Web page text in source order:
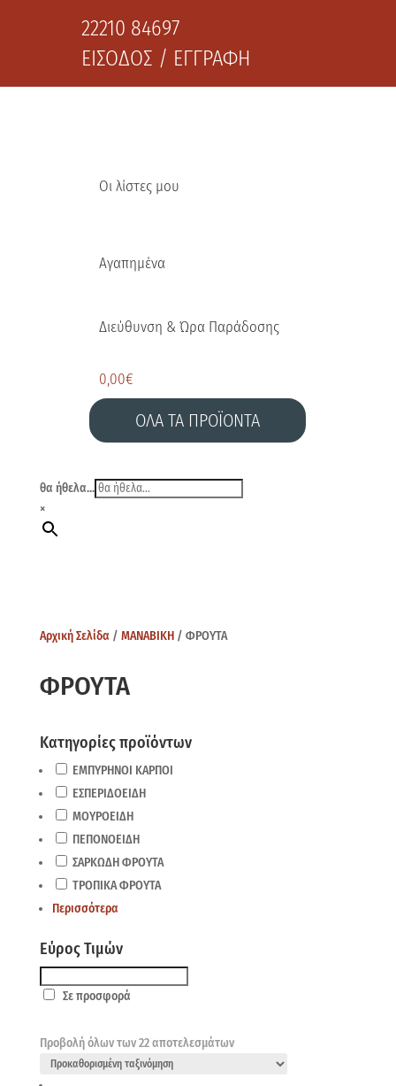
22210 84697
ΕΙΣΟΔΟΣ / ΕΓΓΡΑΦΗ
Οι λίστες μου
Αγαπημένα
Διεύθυνση & Ώρα Παράδοσης
0,00€
ΟΛΑ ΤΑ ΠΡΟΪΟΝΤΑ
θα ήθελα...
×
Αρχική Σελίδα / ΜΑΝΑΒΙΚΗ/ ΦΡΟΥΤΑ
ΦΡΟΥΤΑ
Κατηγορίες προϊόντων
ΕΜΠΥΡΗΝΟΙ ΚΑΡΠΟΙ
ΕΣΠΕΡΙΔΟΕΙΔΗ
ΜΟΥΡΟΕΙΔΗ
ΠΕΠΟΝΟΕΙΔΗ
ΣΑΡΚΩΔΗ ΦΡΟΥΤΑ
ΤΡΟΠΙΚΑ ΦΡΟΥΤΑ
Περισσότερα
Εύρος Τιμών
Σε προσφορά
Προβολή όλων των 22 αποτελεσμάτων